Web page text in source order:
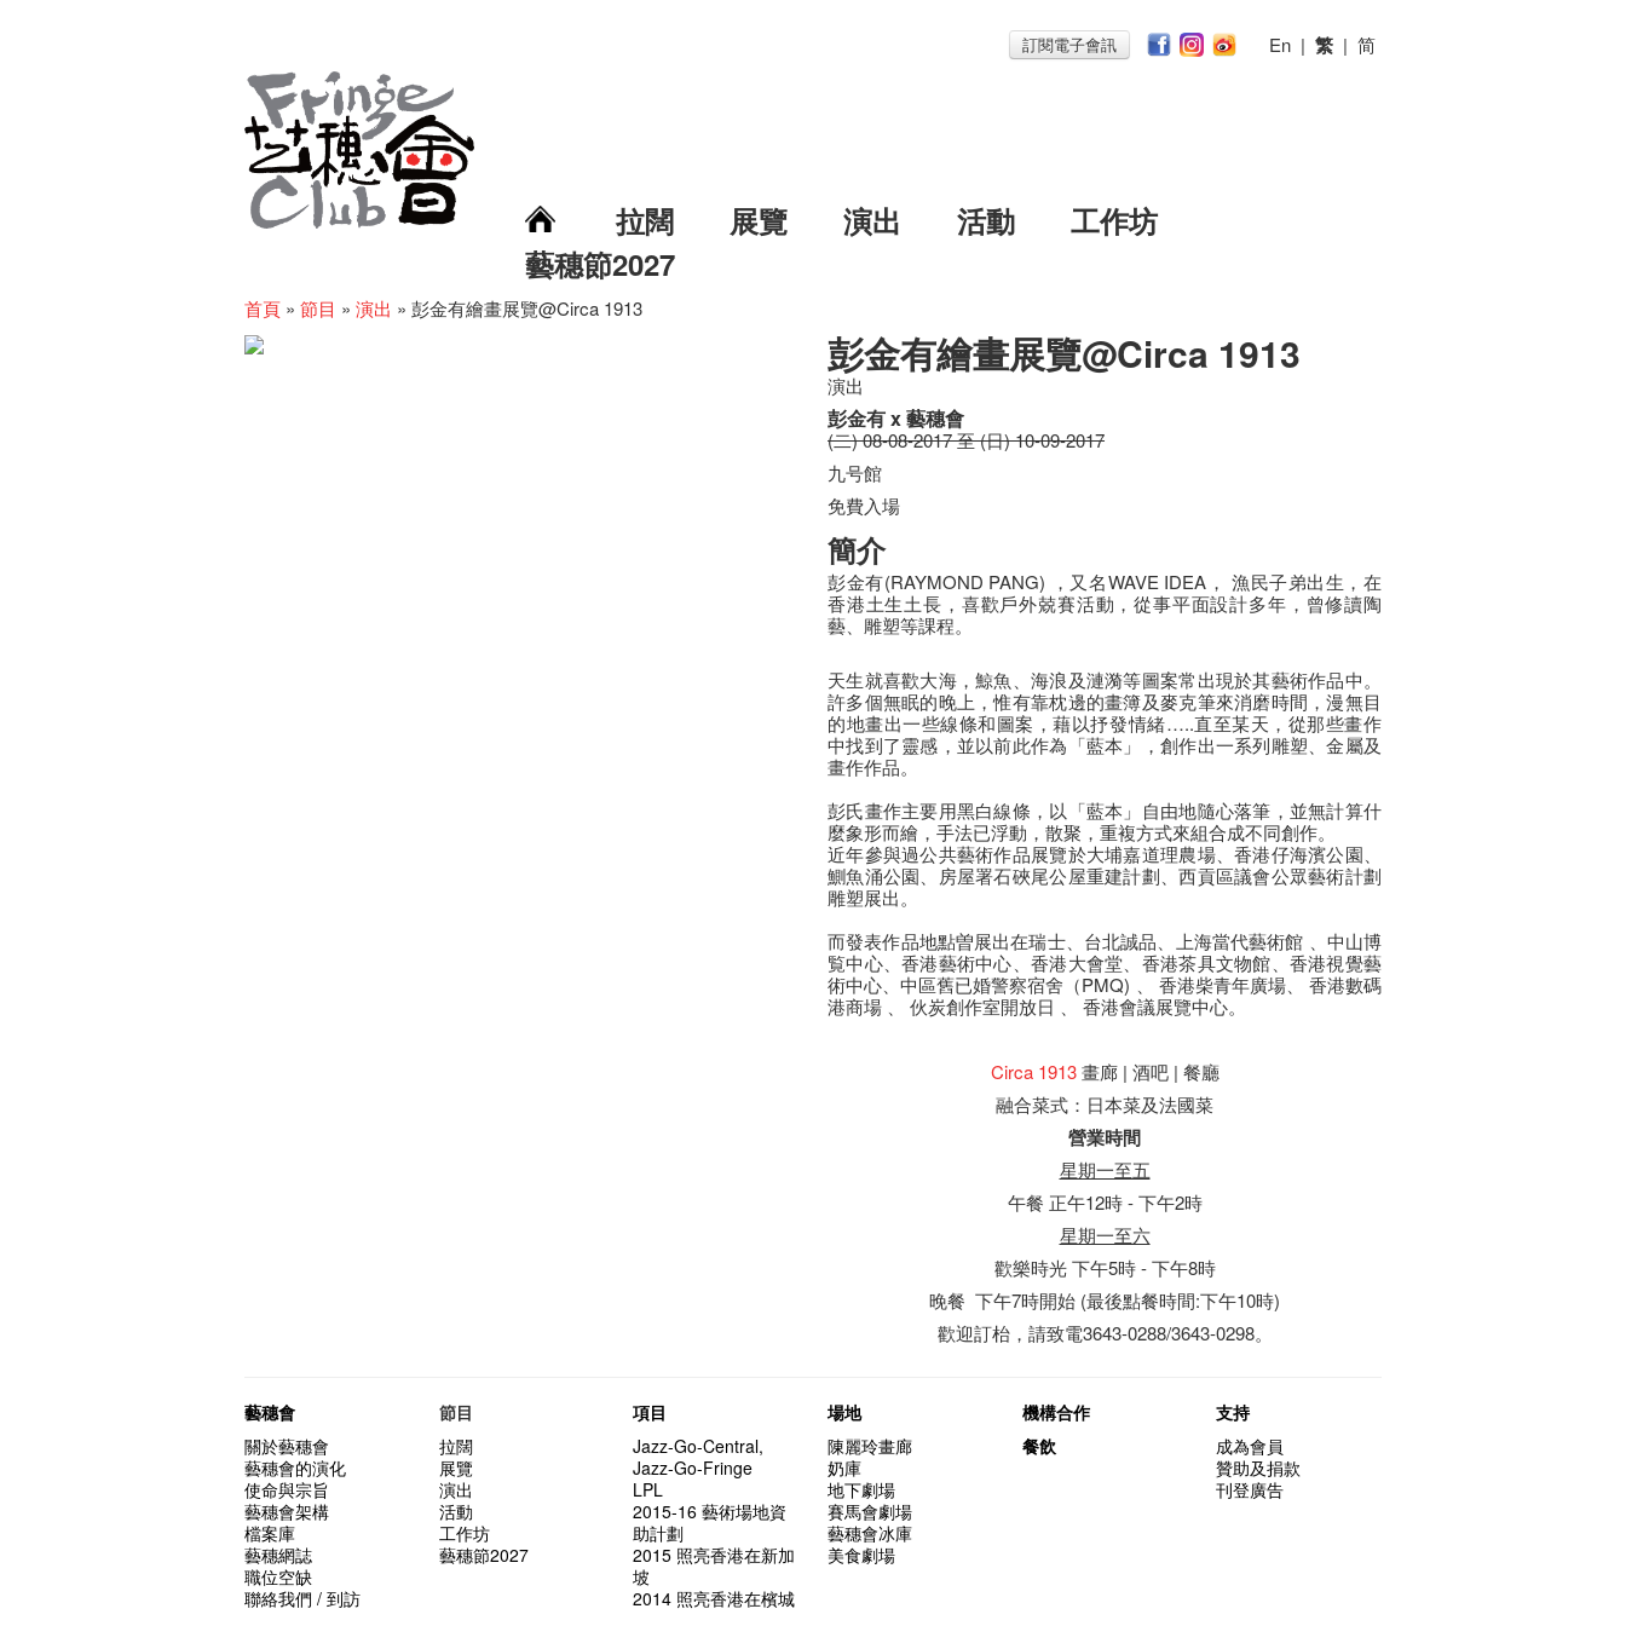
訂閱電子會訊 En | 繁 | 简
拉闊 展覽 演出 活動
工作坊
藝穗節2027
首頁 » 節目 » 演出 » 彭金有繪畫展覽@Circa 1913
彭金有繪畫展覽@Circa 1913
演出
彭金有 x 藝穗會
(二) 08-08-2017 至 (日) 10-09-2017
九号館
免費入場
簡介
彭金有(RAYMOND PANG) ，又名WAVE IDEA， 漁民子弟出生，在
香港土生土長，喜歡戶外兢賽活動，從事平面設計多年，曾修讀陶
藝、雕塑等課程。
天生就喜歡大海，鯨魚、海浪及漣漪等圖案常出現於其藝術作品中。
許多個無眠的晚上，惟有靠枕邊的畫簿及麥克筆來消磨時間，漫無目
的地畫出一些線條和圖案，藉以抒發情緒…..直至某天，從那些畫作
中找到了靈感，並以前此作為「藍本」，創作出一系列雕塑、金屬及
畫作作品。
彭氏畫作主要用黑白線條，以「藍本」自由地隨心落筆，並無計算什
麼象形而繪，手法已浮動，散聚，重複方式來組合成不同創作。
近年參與過公共藝術作品展覽於大埔嘉道理農場、香港仔海濱公園、
鰂魚涌公園、房屋署石硤尾公屋重建計劃、西貢區議會公眾藝術計劃
雕塑展出。
而發表作品地點曽展出在瑞士、台北誠品、上海當代藝術館 、中山博
覧中心、香港藝術中心、香港大會堂、香港茶具文物館、香港視覺藝
術中心、中區舊已婚警察宿舍（PMQ) 、 香港柴青年廣場、 香港數碼
港商場 、 伙炭創作室開放日 、 香港會議展覽中心。
Circa 1913畫廊 | 酒吧 | 餐廳
融合菜式：日本菜及法國菜
營業時間
星期一至五
午餐 正午12時 - 下午2時
星期一至六
歡樂時光 下午5時 - 下午8時
晚餐 下午7時開始 (最後點餐時間:下午10時)
歡迎訂枱，請致電3643-0288/3643-0298。
藝穗會
關於藝穗會
藝穗會的演化
使命與宗旨
藝穗會架構
檔案庫
藝穗網誌
職位空缺
聯絡我們 / 到訪
節目
拉闊
展覽
演出
活動
工作坊
藝穗節2027
項目
Jazz-Go-Central,
Jazz-Go-Fringe
LPL
2015-16 藝術場地資
助計劃
2015 照亮香港在新加
坡
2014 照亮香港在檳城
場地
陳麗玲畫廊
奶庫
地下劇場
賽馬會劇場
藝穗會冰庫
美食劇場
機構合作
餐飲
支持
成為會員
贊助及捐款
刊登廣告